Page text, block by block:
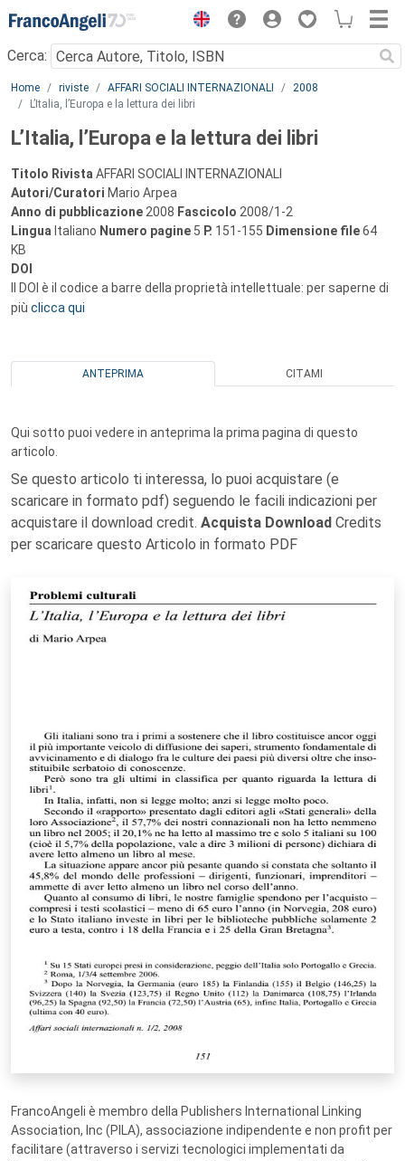
Menu
Cerca:
Main content
Home riviste AFFARI SOCIALI INTERNAZIONALI
2008
L’Italia, l’Europa e la lettura dei libri
L’Italia, l’Europa e la lettura dei libri
Titolo Rivista AFFARI SOCIALI INTERNAZIONALI
Autori/Curatori Mario Arpea
Anno di pubblicazione 2008 Fascicolo 2008/1-2
Lingua Italiano Numero pagine 5 P. 151-155 Dimensione file64
KB
DOI
Il DOI è il codice a barre della proprietà intellettuale: per saperne di
più clicca qui
ANTEPRIMA CITAMI
Qui sotto puoi vedere in anteprima la prima pagina di questo
articolo.
Se questo articolo ti interessa, lo puoi acquistare (e
scaricare in formato pdf) seguendo le facili indicazioni per
acquistare il download credit. Acquista Download Credits
per scaricare questo Articolo in formato PDF
FrancoAngeli è membro della Publishers International Linking
Association, Inc (PILA), associazione indipendente e non profit per
facilitare (attraverso i servizi tecnologici implementati da